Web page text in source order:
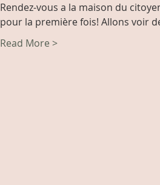
Rendez-vous a la maison du
pour la première fois! Allons voir
Read More >